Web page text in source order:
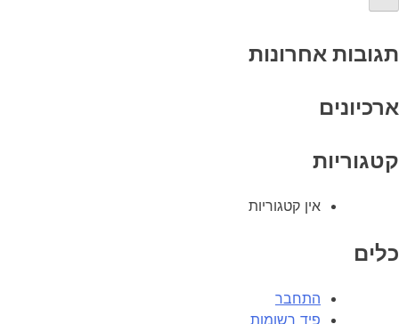
תגובות אחרונות
ארכיונים
קטגוריות
אין קטגוריות
כלים
התחבר
פיד רשומות